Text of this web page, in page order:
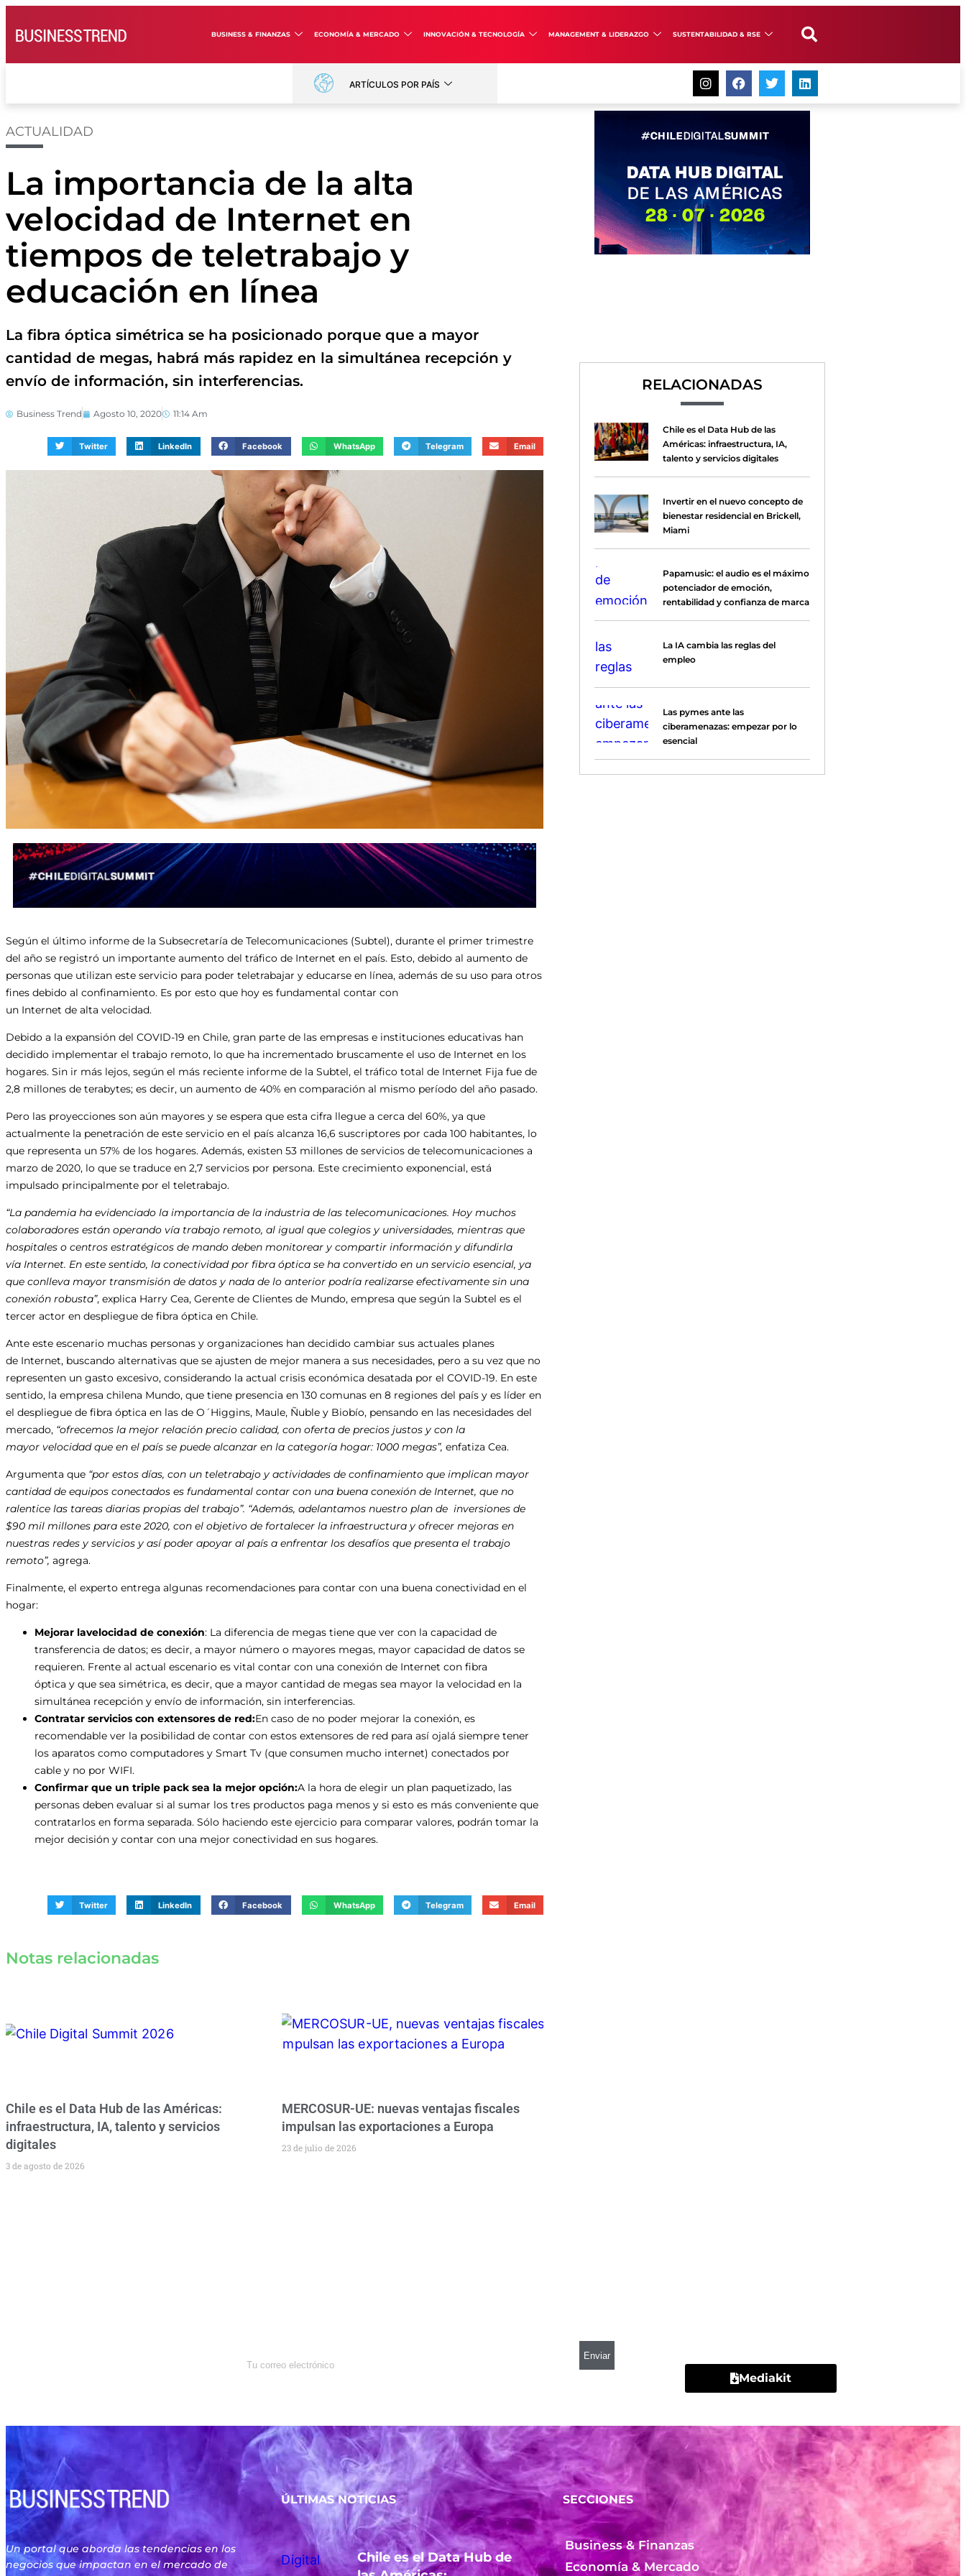
BUSINESS & FINANZAS ECONOMÍA & MERCADO INNOVACIÓN & TECNOLOGÍA MANAGEMENT & LIDERAZGO SUSTENTABILIDAD & RSE
ARTÍCULOS POR PAÍS
ACTUALIDAD
La importancia de la alta
velocidad de Internet en
tiempos de teletrabajo y
educación en línea
La fibra óptica simétrica se ha posicionado porque que a mayor
cantidad de megas, habrá más rapidez en la simultánea recepción y
envío de información, sin interferencias.
Business Trend Agosto 10, 2020 11:14 Am
Twitter LinkedIn Facebook WhatsApp Telegram Email
Según el último informe de la Subsecretaría de Telecomunicaciones (Subtel), durante el primer trimestre
del año se registró un importante aumento del tráfico de Internet en el país. Esto, debido al aumento de
personas que utilizan este servicio para poder teletrabajar y educarse en línea, además de su uso para otros
fines debido al confinamiento. Es por esto que hoy es fundamental contar con
un Internet de alta velocidad.
Debido a la expansión del COVID-19 en Chile, gran parte de las empresas e instituciones educativas han
decidido implementar el trabajo remoto, lo que ha incrementado bruscamente el uso de Internet en los
hogares. Sin ir más lejos, según el más reciente informe de la Subtel, el tráfico total de Internet Fija fue de
2,8 millones de terabytes; es decir, un aumento de 40% en comparación al mismo período del año pasado.
Pero las proyecciones son aún mayores y se espera que esta cifra llegue a cerca del 60%, ya que
actualmente la penetración de este servicio en el país alcanza 16,6 suscriptores por cada 100 habitantes, lo
que representa un 57% de los hogares. Además, existen 53 millones de servicios de telecomunicaciones a
marzo de 2020, lo que se traduce en 2,7 servicios por persona. Este crecimiento exponencial, está
impulsado principalmente por el teletrabajo.
“La pandemia ha evidenciado la importancia de la industria de las telecomunicaciones. Hoy muchos
colaboradores están operando vía trabajo remoto, al igual que colegios y universidades, mientras que
hospitales o centros estratégicos de mando deben monitorear y compartir información y difundirla
vía Internet. En este sentido, la conectividad por fibra óptica se ha convertido en un servicio esencial, ya
que conlleva mayor transmisión de datos y nada de lo anterior podría realizarse efectivamente sin una
conexión robusta”, explica Harry Cea, Gerente de Clientes de Mundo, empresa que según la Subtel es el
tercer actor en despliegue de fibra óptica en Chile.
Ante este escenario muchas personas y organizaciones han decidido cambiar sus actuales planes
de Internet, buscando alternativas que se ajusten de mejor manera a sus necesidades, pero a su vez que no
representen un gasto excesivo, considerando la actual crisis económica desatada por el COVID-19. En este
sentido, la empresa chilena Mundo, que tiene presencia en 130 comunas en 8 regiones del país y es líder en
el despliegue de fibra óptica en las de O´Higgins, Maule, Ñuble y Biobío, pensando en las necesidades del
mercado, “ofrecemos la mejor relación precio calidad, con oferta de precios justos y con la
mayor velocidad que en el país se puede alcanzar en la categoría hogar: 1000 megas”, enfatiza Cea.
Argumenta que “por estos días, con un teletrabajo y actividades de confinamiento que implican mayor
cantidad de equipos conectados es fundamental contar con una buena conexión de Internet, que no
ralentice las tareas diarias propias del trabajo”. “Además, adelantamos nuestro plan de inversiones de
$90 mil millones para este 2020, con el objetivo de fortalecer la infraestructura y ofrecer mejoras en
nuestras redes y servicios y así poder apoyar al país a enfrentar los desafíos que presenta el trabajo
remoto”, agrega.
Finalmente, el experto entrega algunas recomendaciones para contar con una buena conectividad en el
hogar:
Mejorar lavelocidad de conexión: La diferencia de megas tiene que ver con la capacidad de
transferencia de datos; es decir, a mayor número o mayores megas, mayor capacidad de datos se
requieren. Frente al actual escenario es vital contar con una conexión de Internet con fibra
óptica y que sea simétrica, es decir, que a mayor cantidad de megas sea mayor la velocidad en la
simultánea recepción y envío de información, sin interferencias.
Contratar servicios con extensores de red:En caso de no poder mejorar la conexión, es
recomendable ver la posibilidad de contar con estos extensores de red para así ojalá siempre tener
los aparatos como computadores y Smart Tv (que consumen mucho internet) conectados por
cable y no por WIFI.
Confirmar que un triple pack sea la mejor opción:A la hora de elegir un plan paquetizado, las
personas deben evaluar si al sumar los tres productos paga menos y si esto es más conveniente que
contratarlos en forma separada. Sólo haciendo este ejercicio para comparar valores, podrán tomar la
mejor decisión y contar con una mejor conectividad en sus hogares.
Twitter LinkedIn Facebook WhatsApp Telegram Email
Notas relacionadas
Chile es el Data Hub de las Américas:
infraestructura, IA, talento y servicios
digitales
3 de agosto de 2026
MERCOSUR-UE: nuevas ventajas fiscales
impulsan las exportaciones a Europa
23 de julio de 2026
RELACIONADAS
Chile es el Data Hub de las
Américas: infraestructura, IA,
talento y servicios digitales
Invertir en el nuevo concepto de
bienestar residencial en Brickell,
Miami
Papamusic: el audio es el máximo
potenciador de emoción,
rentabilidad y confianza de marca
La IA cambia las reglas del
empleo
Las pymes ante las
ciberamenazas: empezar por lo
esencial
Mediakit
Un portal que aborda las tendencias en los
negocios que impactan en el mercado de
ÚLTIMAS NOTICIAS
Chile es el Data Hub de
SECCIONES
Business & Finanzas
Economía & Mercado